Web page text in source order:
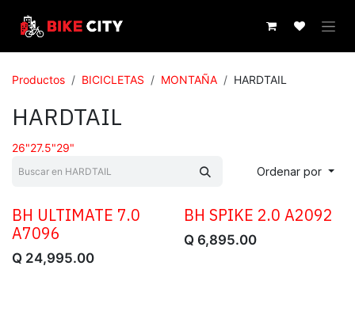
Productos BICICLETAS MONTAÑA HARDTAIL
HARDTAIL
26"27.5"29"
Ordenar por
BH ULTIMATE 7.0
A7096
Q 24,995.00
BH SPIKE 2.0 A2092
Q 6,895.00